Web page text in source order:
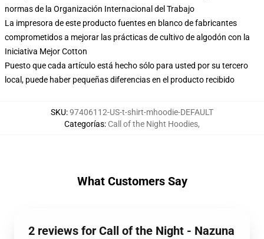
normas de la Organización Internacional del Trabajo
La impresora de este producto fuentes en blanco de fabricantes
comprometidos a mejorar las prácticas de cultivo de algodón con la
Iniciativa Mejor Cotton
Puesto que cada artículo está hecho sólo para usted por su tercero
local, puede haber pequeñas diferencias en el producto recibido
SKU:97406112-US-t-shirt-mhoodie-DEFAULT
Categorías: Call of the Night Hoodies,
What Customers Say
2 reviews for Call of the Night - Nazuna